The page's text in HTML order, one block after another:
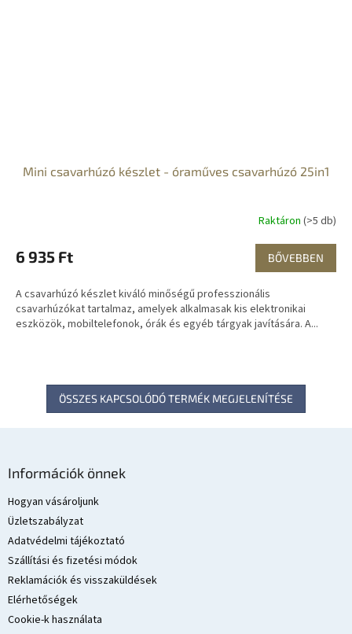
Mini csavarhúzó készlet - óraműves csavarhúzó 25in1
Raktáron (>5 db)
6 935 Ft BŐVEBBEN
A csavarhúzó készlet kiváló minőségű professzionális
csavarhúzókat tartalmaz, amelyek alkalmasak kis elektronikai
eszközök, mobiltelefonok, órák és egyéb tárgyak javítására. A...
ÖSSZES KAPCSOLÓDÓ TERMÉK MEGJELENÍTÉSE
Információk önnek
Hogyan vásároljunk
Üzletszabályzat
Adatvédelmi tájékoztató
Szállítási és fizetési módok
Reklamációk és visszaküldések
Elérhetőségek
Cookie-k használata